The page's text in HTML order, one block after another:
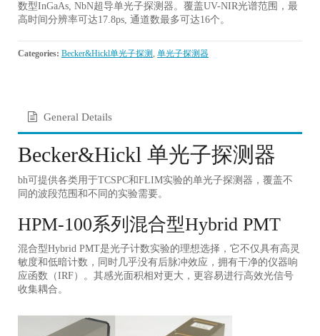
数型InGaAs, NbN超导单光子探测器。覆盖UV-NIR光谱范围，最
高时间分辨率可达17.8ps, 通道数最多可达16个。
Categories: Becker&Hickl单光子探测, 单光子探测器
General Details
Becker&Hickl 单光子探测器
bh可提供各类用于TCSPC和FLIM实验的单光子探测器，覆盖不
同的波段范围和不同的实验需要。
HPM-100系列混合型Hybrid PMT
混合型Hybrid PMT是光子计数实验的理想选择，它不仅具有高灵
敏度和低暗计数，同时几乎没有后脉冲效应，拥有干净的仪器响
应函数（IRF）。其感光面积相对更大，更容易进行高效光信号
收集耦合。